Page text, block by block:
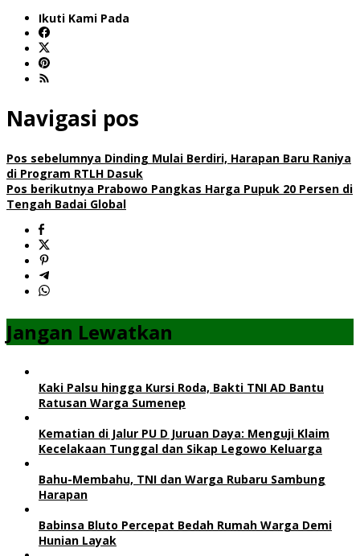
Ikuti Kami Pada
Navigasi pos
Pos sebelumnya Dinding Mulai Berdiri, Harapan Baru Raniya
di Program RTLH Dasuk
Pos berikutnya Prabowo Pangkas Harga Pupuk 20 Persen di
Tengah Badai Global
Jangan Lewatkan
Kaki Palsu hingga Kursi Roda, Bakti TNI AD Bantu
Ratusan Warga Sumenep
Kematian di Jalur PU D Juruan Daya: Menguji Klaim
Kecelakaan Tunggal dan Sikap Legowo Keluarga
Bahu-Membahu, TNI dan Warga Rubaru Sambung
Harapan
Babinsa Bluto Percepat Bedah Rumah Warga Demi
Hunian Layak